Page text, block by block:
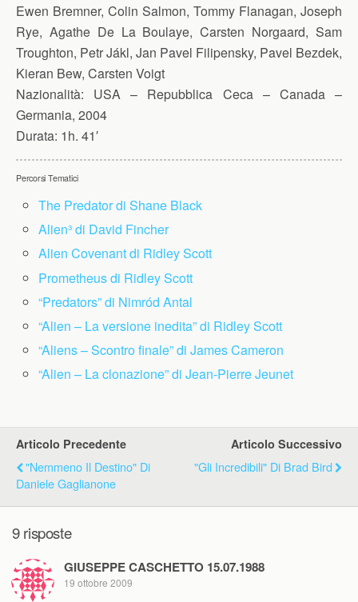
Ewen Bremner, Colin Salmon, Tommy Flanagan, Joseph
Rye, Agathe De La Boulaye, Carsten Norgaard, Sam
Troughton, Petr Jákl, Jan Pavel Filipensky, Pavel Bezdek,
Kieran Bew, Carsten Voigt
Nazionalità: USA – Repubblica Ceca – Canada –
Germania, 2004
Durata: 1h. 41′
Percorsi Tematici
The Predator di Shane Black
Alien³ di David Fincher
Alien Covenant di Ridley Scott
Prometheus di Ridley Scott
“Predators” di Nimród Antal
“Alien – La versione inedita” di Ridley Scott
“Aliens – Scontro finale” di James Cameron
“Alien – La clonazione” di Jean-Pierre Jeunet
Articolo Precedente
"Nemmeno Il Destino" Di
Daniele Gaglianone
Articolo Successivo
"Gli Incredibili" Di Brad Bird
9 risposte
GIUSEPPE CASCHETTO 15.07.1988
19 ottobre 2009